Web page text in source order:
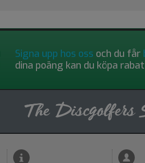
Signa upp hos oss och du får
dina poäng kan du köpa